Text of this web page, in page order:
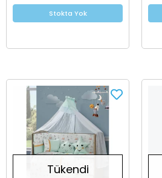
Stokta Yok
Tükendi